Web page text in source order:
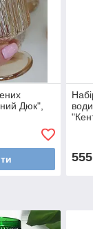
Дюк",
555